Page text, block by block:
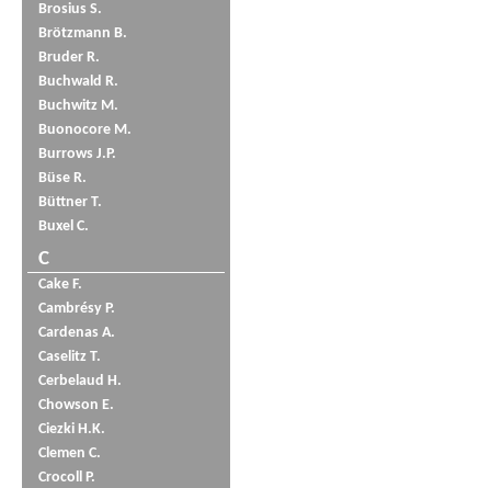
Brosius S.
Brötzmann B.
Bruder R.
Buchwald R.
Buchwitz M.
Buonocore M.
Burrows J.P.
Büse R.
Büttner T.
Buxel C.
C
Cake F.
Cambrésy P.
Cardenas A.
Caselitz T.
Cerbelaud H.
Chowson E.
Ciezki H.K.
Clemen C.
Crocoll P.